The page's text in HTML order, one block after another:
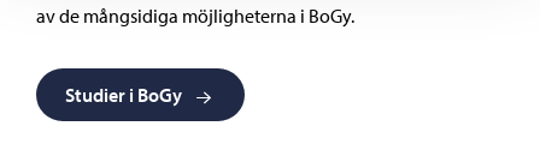
av de mångsidiga möjligheterna i BoGy.
Studier i BoGy